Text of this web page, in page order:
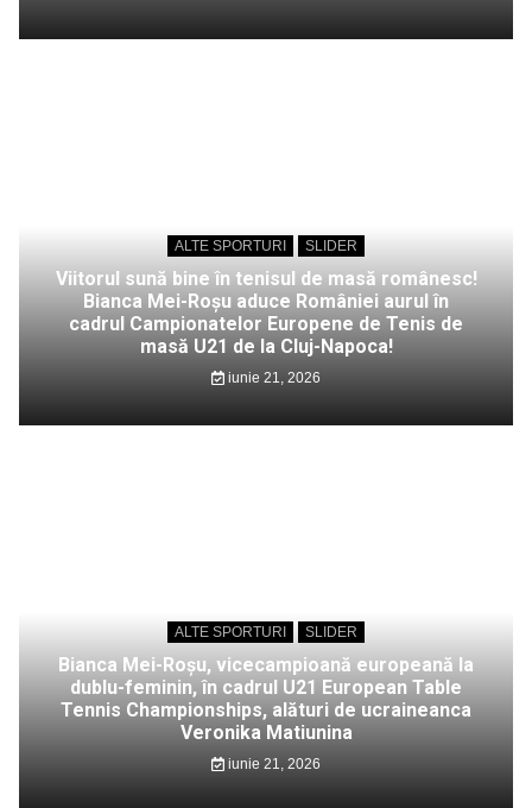
ALTE SPORTURI SLIDER
Viitorul sună bine în tenisul de masă românesc!
Bianca Mei-Roșu aduce României aurul în
cadrul Campionatelor Europene de Tenis de
masă U21 de la Cluj-Napoca!
iunie 21, 2026
ALTE SPORTURI SLIDER
Bianca Mei-Roșu, vicecampioană europeană la
dublu-feminin, în cadrul U21 European Table
Tennis Championships, alături de ucraineanca
Veronika Matiunina
iunie 21, 2026